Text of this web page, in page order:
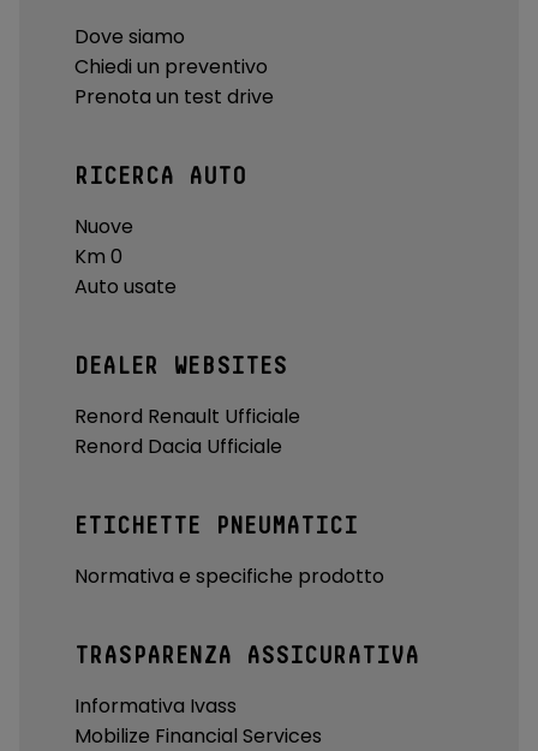
Dove siamo
Chiedi un preventivo
Prenota un test drive
RICERCA AUTO
Nuove
Km 0
Auto usate
DEALER WEBSITES
Renord Renault Ufficiale
Renord Dacia Ufficiale
ETICHETTE PNEUMATICI
Normativa e specifiche prodotto
TRASPARENZA ASSICURATIVA
Informativa Ivass
Mobilize Financial Services